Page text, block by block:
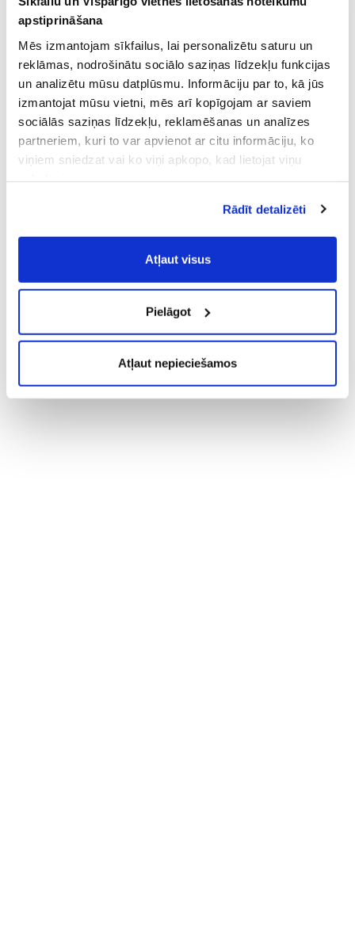
apstiprināšana
Mēs izmantojam sīkfailus, lai personalizētu saturu un
reklāmas, nodrošinātu sociālo saziņas līdzekļu funkcijas
un analizētu mūsu datplūsmu. Informāciju par to, kā jūs
izmantojat mūsu vietni, mēs arī kopīgojam ar saviem
sociālās saziņas līdzekļu, reklamēšanas un analīzes
partneriem, kuri to var apvienot ar citu informāciju, ko
viņiem sniedzat vai ko viņi apkopo, kad lietojat viņu
Vispārīgiem vietnes lietošanas
noteikumiem(saīsināti - VVLN).
Rādīt detalizēti
Atļaut visus
Pielāgot
Atļaut nepieciešamos